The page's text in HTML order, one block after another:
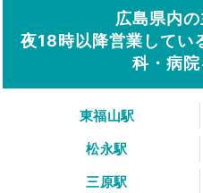
広島県内
夜18時以降営業してい
科・病
東福山駅
松永駅
三原駅